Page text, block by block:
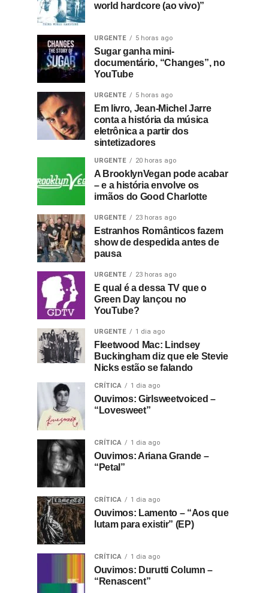
world hardcore (ao vivo)”
URGENTE 5 horas ago
Sugar ganha mini-
documentário, “Changes”, no
YouTube
URGENTE 5 horas ago
Em livro, Jean-Michel Jarre
conta a história da música
eletrônica a partir dos
sintetizadores
URGENTE 20 horas ago
A BrooklynVegan pode acabar
– e a história envolve os
irmãos do Good Charlotte
URGENTE 23 horas ago
Estranhos Românticos fazem
show de despedida antes de
pausa
URGENTE 23 horas ago
E qual é a dessa TV que o
Green Day lançou no
YouTube?
URGENTE 1 dia ago
Fleetwood Mac: Lindsey
Buckingham diz que ele Stevie
Nicks estão se falando
CRÍTICA 1 dia ago
Ouvimos: Girlsweetvoiced –
“Lovesweet”
CRÍTICA 1 dia ago
Ouvimos: Ariana Grande –
“Petal”
CRÍTICA 1 dia ago
Ouvimos: Lamento – “Aos que
lutam para existir” (EP)
CRÍTICA 1 dia ago
Ouvimos: Durutti Column –
“Renascent”